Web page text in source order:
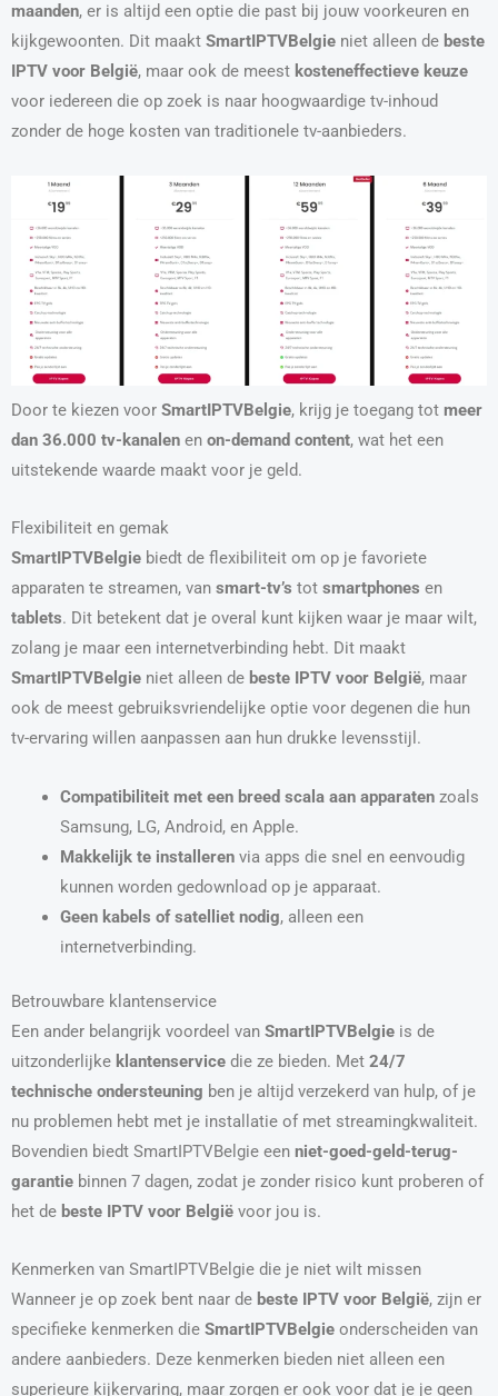
maanden, er is altijd een optie die past bij jouw voorkeuren en
kijkgewoonten. Dit maakt SmartIPTVBelgie niet alleen de beste
IPTV voor België, maar ook de meest kosteneffectieve keuze
voor iedereen die op zoek is naar hoogwaardige tv-inhoud
zonder de hoge kosten van traditionele tv-aanbieders.
Door te kiezen voor SmartIPTVBelgie, krijg je toegang tot meer
dan 36.000 tv-kanalen en on-demand content, wat het een
uitstekende waarde maakt voor je geld.
Flexibiliteit en gemak
SmartIPTVBelgie biedt de flexibiliteit om op je favoriete
apparaten te streamen, van smart-tv’s tot smartphones en
tablets. Dit betekent dat je overal kunt kijken waar je maar wilt,
zolang je maar een internetverbinding hebt. Dit maakt
SmartIPTVBelgie niet alleen de beste IPTV voor België, maar
ook de meest gebruiksvriendelijke optie voor degenen die hun
tv-ervaring willen aanpassen aan hun drukke levensstijl.
Compatibiliteit met een breed scala aan apparatenzoals
Samsung, LG, Android, en Apple.
Makkelijk te installerenvia apps die snel en eenvoudig
kunnen worden gedownload op je apparaat.
Geen kabels of satelliet nodig, alleen een
internetverbinding.
Betrouwbare klantenservice
Een ander belangrijk voordeel van SmartIPTVBelgie is de
uitzonderlijke klantenservice die ze bieden. Met 24/7
technische ondersteuning ben je altijd verzekerd van hulp, of je
nu problemen hebt met je installatie of met streamingkwaliteit.
Bovendien biedt SmartIPTVBelgie een niet-goed-geld-terug-
garantie binnen 7 dagen, zodat je zonder risico kunt proberen of
het de beste IPTV voor België voor jou is.
Kenmerken van SmartIPTVBelgie die je niet wilt missen
Wanneer je op zoek bent naar de beste IPTV voor België, zijn er
specifieke kenmerken die SmartIPTVBelgie onderscheiden van
andere aanbieders. Deze kenmerken bieden niet alleen een
superieure kijkervaring, maar zorgen er ook voor dat je je geen